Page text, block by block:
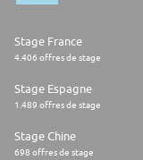
Stage France
4.406 offres de stage
Stage Espagne
1.489 offres de stage
Stage Chine
698 offres de stage